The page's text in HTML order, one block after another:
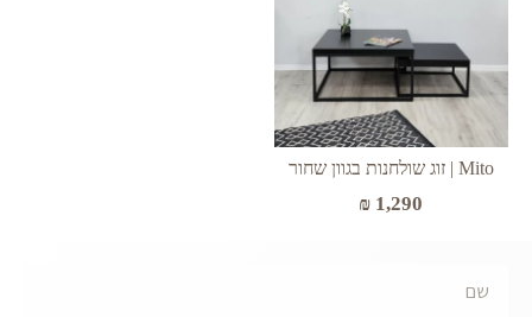
Mito | זוג שולחנות בגוון שחור
₪ 1,290